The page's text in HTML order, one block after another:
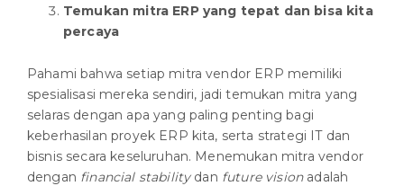
Temukan mitra ERP yang tepat dan bisa kita
percaya
Pahami bahwa setiap mitra vendor ERP memiliki
spesialisasi mereka sendiri, jadi temukan mitra yang
selaras dengan apa yang paling penting bagi
keberhasilan proyek ERP kita, serta strategi IT dan
bisnis secara keseluruhan. Menemukan mitra vendor
dengan financial stabilitydan future visionadalah